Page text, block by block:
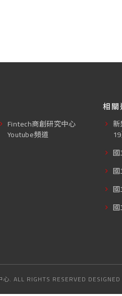
Fintech商創研究中心
Youtube頻道
相
. ALL RIGHTS RESERVED